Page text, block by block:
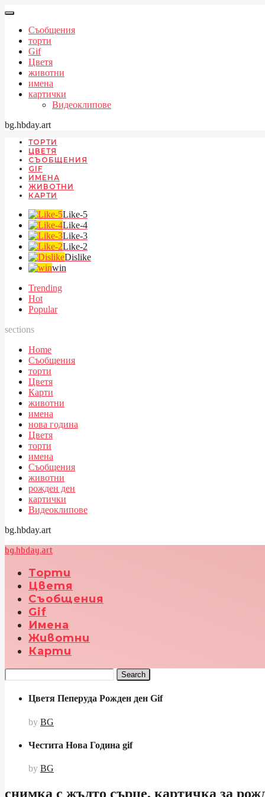
Съобщения
торти
Gif
Цветя
животни
имена
картички
Видеоклипове
bg.hbday.art
ТОРТИ
ЦВЕТЯ
СЪОБЩЕНИЯ
GIF
ИМЕНА
ЖИВОТНИ
КАРТИ
Like-5
Like-4
Like-3
Like-2
Dislike
win
Trending
Hot
Popular
sections
Home
Съобщения
торти
Цветя
Карти
животни
имена
нова година
Цветя
торти
имена
Съобщения
животни
рожден ден
картички
Видеоклипове
bg.hbday.art
bg.hbday.art
Торти
Цветя
Съобщения
Gif
Имена
Животни
Карти
Search
Цветя Пеперуда Рожден ден Gif
by BG
Честита Нова Година gif
by BG
снимка с жълто сърце, картичка за